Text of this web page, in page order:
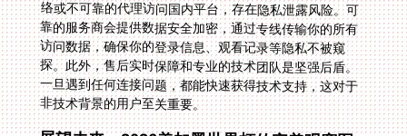
非技术背景的用户至关重要。